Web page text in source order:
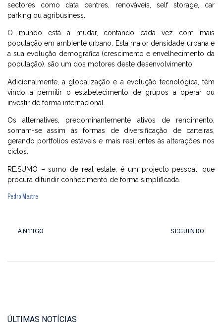
sectores como data centres, renováveis, self storage, car
parking ou agribusiness.
O mundo está a mudar, contando cada vez com mais
população em ambiente urbano. Esta maior densidade urbana e
a sua evolução demográfica (crescimento e envelhecimento da
população), são um dos motores deste desenvolvimento.
Adicionalmente, a globalização e a evolução tecnológica, têm
vindo a permitir o estabelecimento de grupos a operar ou
investir de forma internacional.
Os alternatives, predominantemente ativos de rendimento,
somam-se assim às formas de diversificação de carteiras,
gerando portfolios estáveis e mais resilientes às alterações nos
ciclos.
RE:SUMO – sumo de real estate, é um projecto pessoal, que
procura difundir conhecimento de forma simplificada.
Pedro Mestre
ANTIGO SEGUINDO
ÚLTIMAS NOTÍCIAS